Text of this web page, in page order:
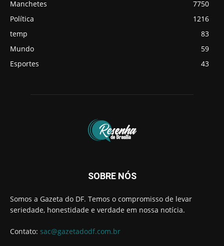
Manchetes
7750
Política
1216
temp
83
Mundo
59
Esportes
43
SOBRE NÓS
Somos a Gazeta do DF. Temos o compromisso de levar
seriedade, honestidade e verdade em nossa notícia.
Contato: sac@gazetadodf.com.br